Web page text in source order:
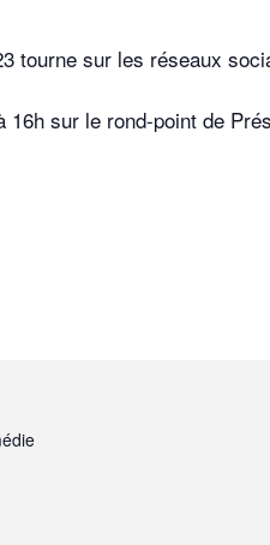
tourne sur les réseaux
sur le rond-point de